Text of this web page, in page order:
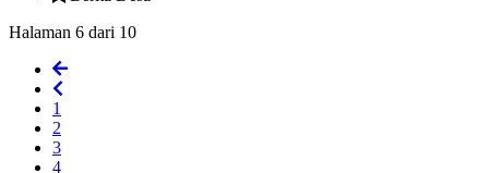
Halaman 6 dari 10
1
2
3
4